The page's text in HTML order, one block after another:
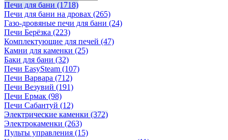
Печи для бани (1718)
Печи для бани на дровах (265)
Газо-дровяные печи для бани (24)
Печи Берёзка (223)
Комплектующие для печей (47)
Камни для каменки (25)
Баки для бани (32)
Печи EasySteam (107)
Печи Варвара (712)
Печи Везувий (191)
Печи Ермак (98)
Печи Сабантуй (12)
Электрические каменки (372)
Электрокаменки (263)
Пульты управления (15)